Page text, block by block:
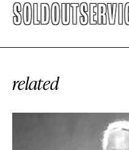
related